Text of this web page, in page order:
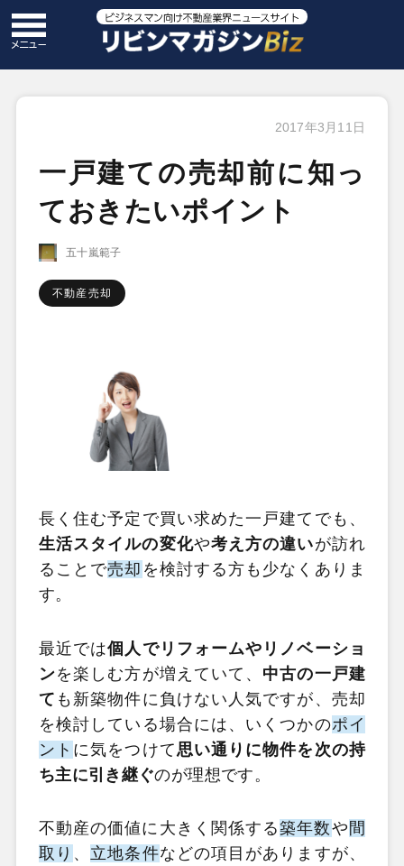
2017年3月11日
一戸建ての売却前に知っ
ておきたいポイント
五十嵐範子
不動産売却
長く住む予定で買い求めた一戸建てでも、
生活スタイルの変化や考え方の違いが訪れ
ることで売却 を検討する方も少なくありま
す。
最近では個人でリフォームやリノベーショ
ンを楽しむ方が増えていて、 中古の一戸建
て も新築物件に負けない人気ですが、売却
を検討している場合には、いくつかのポイ
ント に気をつけて思い通りに物件を次の持
ち主に引き継ぐのが理想です。
不動産の価値に大きく関係する築年数や 間
取り 、 立地条件などの項目がありますが、